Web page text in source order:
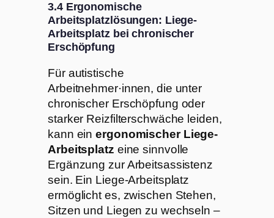
3.4 Ergonomische
Arbeitsplatzlösungen: Liege-
Arbeitsplatz bei chronischer
Erschöpfung
Für autistische
Arbeitnehmer·innen, die unter
chronischer Erschöpfung oder
starker Reizfilterschwäche leiden,
kann einergonomischer Liege-
Arbeitsplatz eine sinnvolle
Ergänzung zur Arbeitsassistenz
sein. Ein Liege-Arbeitsplatz
ermöglicht es, zwischen Stehen,
Sitzen und Liegen zu wechseln –